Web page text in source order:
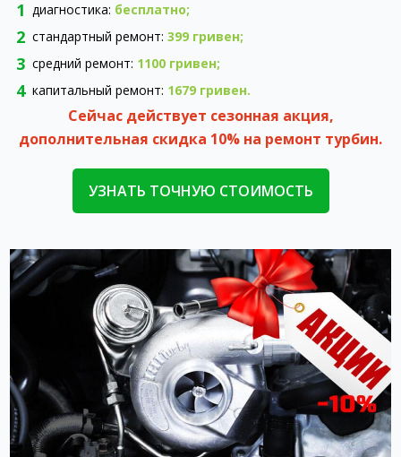
диагностика: бесплатно;
стандартный ремонт:399 гривен;
средний ремонт: 1100 гривен;
капитальный ремонт: 1679 гривен.
Сейчас действует сезонная акция,
дополнительная скидка 10% на ремонт турбин.
УЗНАТЬ ТОЧНУЮ СТОИМОСТЬ